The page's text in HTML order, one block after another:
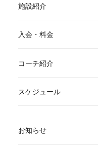
施設紹介
入会・料金
コーチ紹介
スケジュール
お知らせ